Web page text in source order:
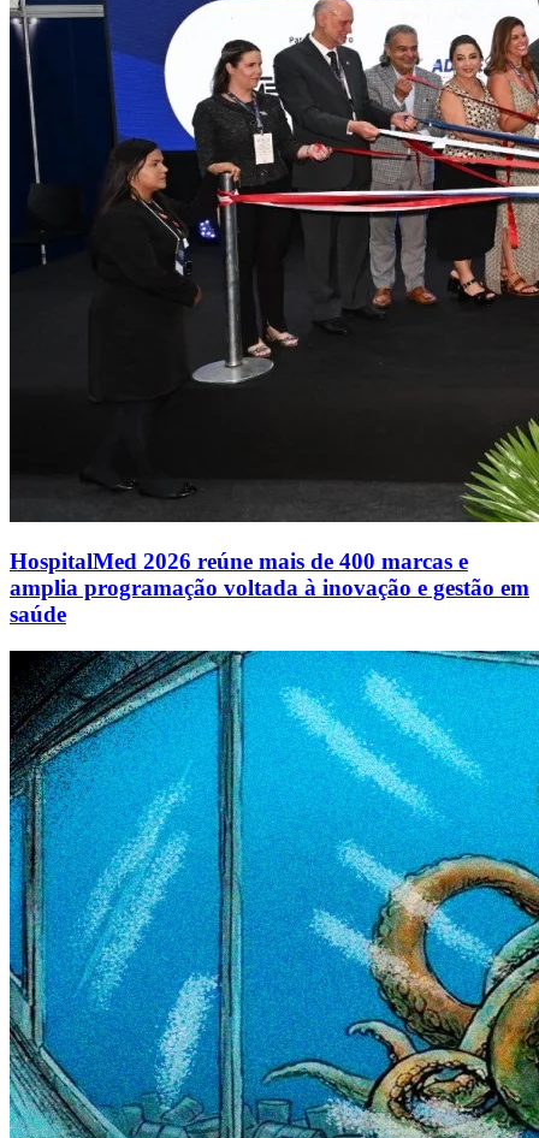
HospitalMed 2026 reúne mais de 400 marcas e
amplia programação voltada à inovação e gestão em
saúde